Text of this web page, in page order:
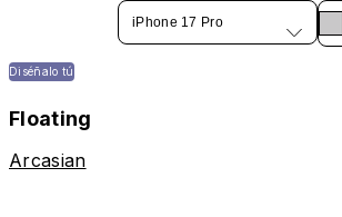
iPhone 17 Pro
Diséñalo tú
Floating
Arcasian